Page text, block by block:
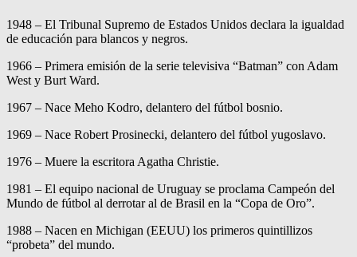
1948 – El Tribunal Supremo de Estados Unidos declara la igualdad
de educación para blancos y negros.
1966 – Primera emisión de la serie televisiva “Batman” con Adam
West y Burt Ward.
1967 – Nace Meho Kodro, delantero del fútbol bosnio.
1969 – Nace Robert Prosinecki, delantero del fútbol yugoslavo.
1976 – Muere la escritora Agatha Christie.
1981 – El equipo nacional de Uruguay se proclama Campeón del
Mundo de fútbol al derrotar al de Brasil en la “Copa de Oro”.
1988 – Nacen en Michigan (EEUU) los primeros quintillizos
“probeta” del mundo.